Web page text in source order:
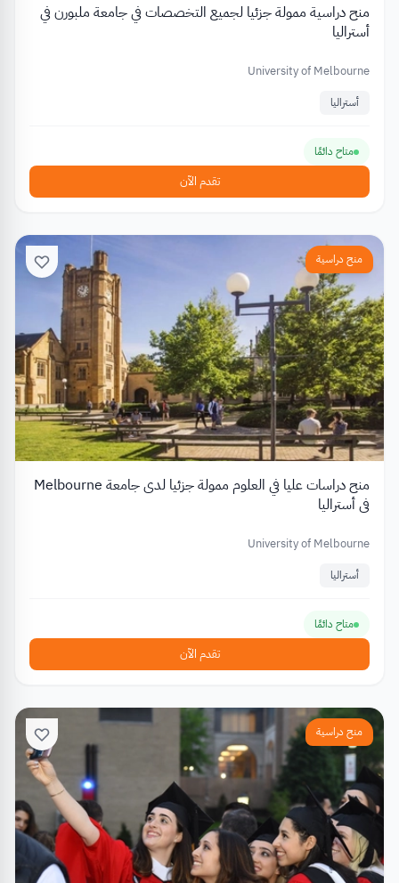
منح دراسية ممولة جزئيا لجميع التخصصات في جامعة ملبورن في
أستراليا
University of Melbourne
أستراليا
متاح دائمًا
تقدم الآن
منح دراسية
منح دراسات عليا في العلوم ممولة جزئيا لدى جامعة Melbourne
في أستراليا
University of Melbourne
أستراليا
متاح دائمًا
تقدم الآن
منح دراسية